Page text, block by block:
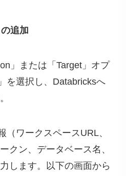
追加
」または「Target」オプ
を選択し、Databricksへ
（ワークスペースURL、
クン、データベース名、
します。以下の画面から